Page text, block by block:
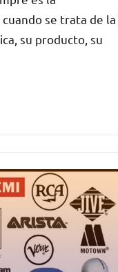
se trata de la
su producto, su